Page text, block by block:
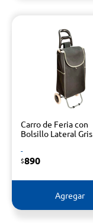
Carro de Feria con
Bolsillo Lateral Gris
-
$890
Agregar